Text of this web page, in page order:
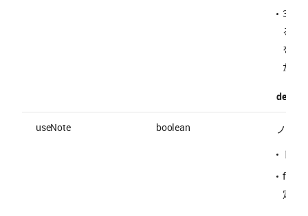
30
るこ
を確
が生
default
useNote boolean
ノー
トー
false
定す